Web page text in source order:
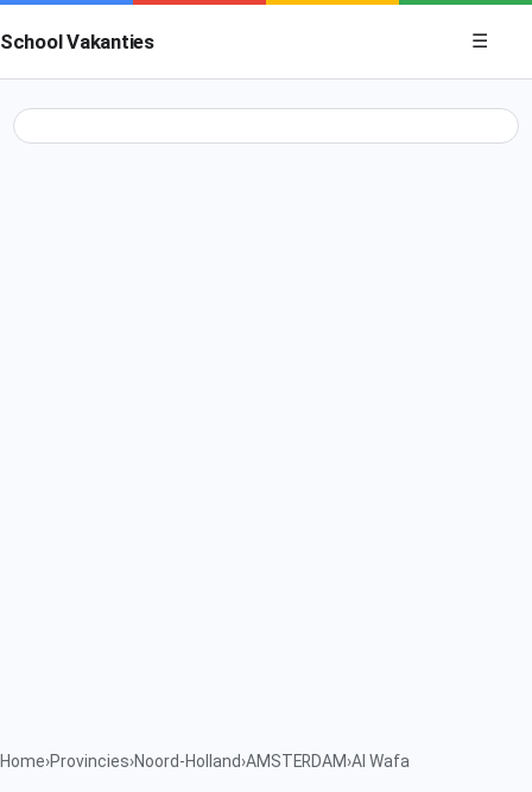
School Vakanties
Menu
☰
Home›Provincies›Noord-Holland›AMSTERDAM›Al Wafa